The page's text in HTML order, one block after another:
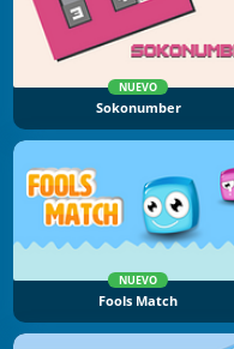
NUEVO
Sokonumber
NUEVO
Fools Match